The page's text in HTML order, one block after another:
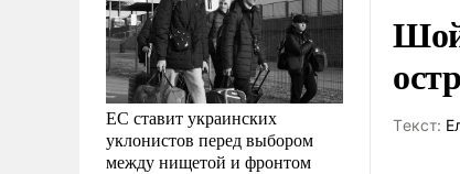
ЕС ставит украинских
уклонистов перед выбором
между нищетой и фронтом
Tекст: